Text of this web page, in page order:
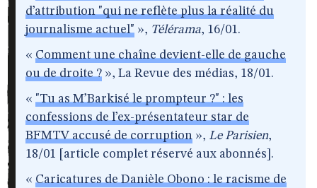
d’attribution "qui ne reflète plus la réalité du
journalisme actuel" », Télérama, 16/01.
« Comment une chaîne devient-elle de gauche
ou de droite ? », La Revue des médias, 18/01.
« "Tu as M’Barkisé le prompteur ?" : les
confessions de l’ex-présentateur star de
BFMTV accusé de corruption », Le Parisien,
18/01 [article complet réservé aux abonnés].
« Caricatures de Danièle Obono : le racisme de